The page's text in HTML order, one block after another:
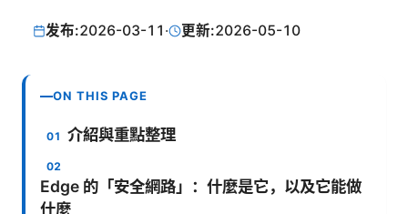
发布:2026-03-11 · 更新:2026-05-10
ON THIS PAGE
介紹與重點整理
Edge 的「安全網路」：什麼是它，以及它能做
什麼